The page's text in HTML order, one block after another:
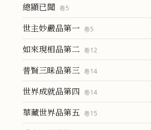
總顯已聞 卷5
世主妙嚴品第一 卷5
如來現相品第二 卷12
普賢三昧品第三 卷14
世界成就品第四 卷14
華藏世界品第五 卷15